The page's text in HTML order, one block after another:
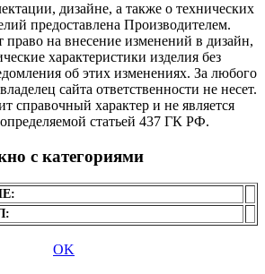
дизайне, а также о технических
предоставлена Производителем.
право на внесение изменений в дизайн,
характеристики изделия без
об этих изменениях. За любого
сайта ответственности не несет.
справочный характер и не является
статьей 437 ГК РФ.
с категориями
OK